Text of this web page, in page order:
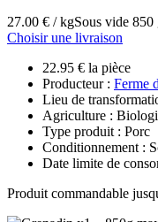
27.00 € / kgSous vide 850
Choisir une livraison
22.95 € la pièce
Producteur : Ferme
Lieu de
Agriculture :
Type produit : Porc
Conditionnement :
Date limite de
Produit commandable